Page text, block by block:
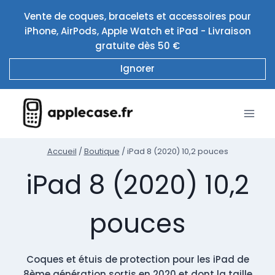
contenu
Vente de coques, bracelets et accessoires pour
iPhone, AirPods, Apple Watch et iPad - Livraison
gratuite dès 50 €
Ignorer
Accueil / Boutique / iPad 8 (2020) 10,2 pouces
iPad 8 (2020) 10,2
pouces
Coques et étuis de protection pour les iPad de